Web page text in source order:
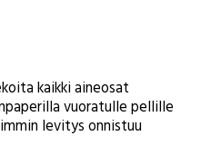
kaikki aineosat
vuoratulle pellille
levitys onnistuu